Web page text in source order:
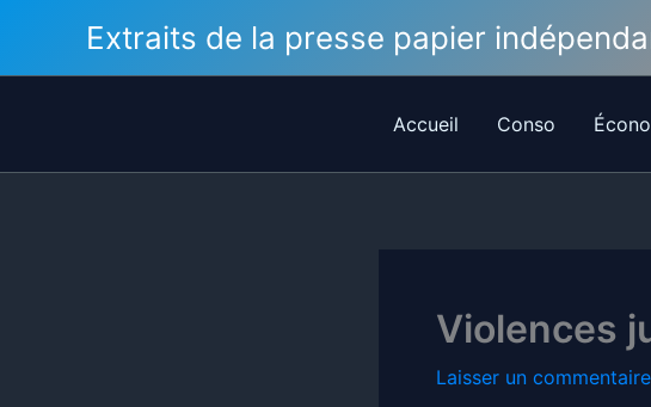
contenu
Extraits de la presse papier
Accueil Conso
Violences
Laisser un commentaire